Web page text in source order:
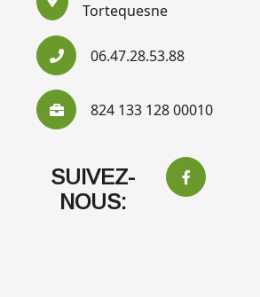
Tortequesne
06.47.28.53.88
824 133 128 00010
SUIVEZ-
NOUS: